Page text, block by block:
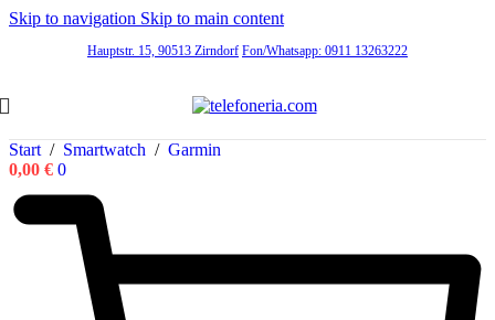
Skip to navigation Skip to main content
Hauptstr. 15, 90513 Zirndorf Fon/Whatsapp: 0911 13263222
Start / Smartwatch / Garmin
0,00 € 0